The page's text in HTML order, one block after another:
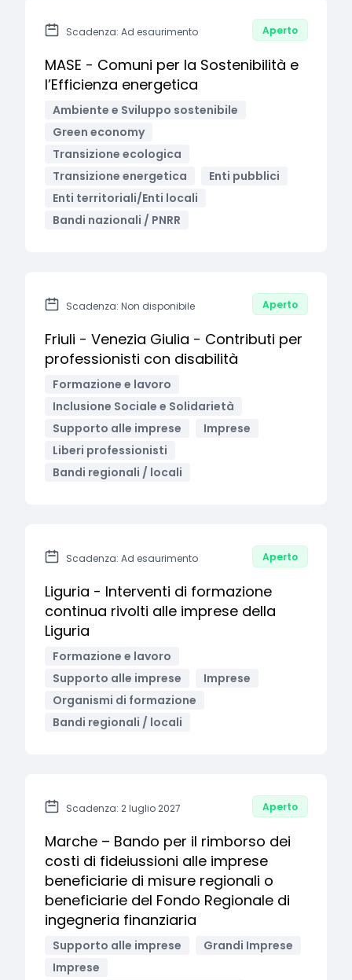
Scadenza: Ad esaurimento Aperto
MASE - Comuni per la Sostenibilità e
l’Efficienza energetica
Ambiente e Sviluppo sostenibile
Green economy
Transizione ecologica
Transizione energetica
Enti pubblici
Enti territoriali/Enti locali
Bandi nazionali / PNRR
Scadenza: Non disponibile Aperto
Friuli - Venezia Giulia - Contributi per
professionisti con disabilità
Formazione e lavoro
Inclusione Sociale e Solidarietà
Supporto alle imprese
Imprese
Liberi professionisti
Bandi regionali / locali
Scadenza: Ad esaurimento Aperto
Liguria - Interventi di formazione
continua rivolti alle imprese della
Liguria
Formazione e lavoro
Supporto alle imprese
Imprese
Organismi di formazione
Bandi regionali / locali
Scadenza: 2 luglio 2027 Aperto
Marche – Bando per il rimborso dei
costi di fideiussioni alle imprese
beneficiarie di misure regionali o
beneficiarie del Fondo Regionale di
ingegneria finanziaria
Supporto alle imprese
Grandi Imprese
Imprese